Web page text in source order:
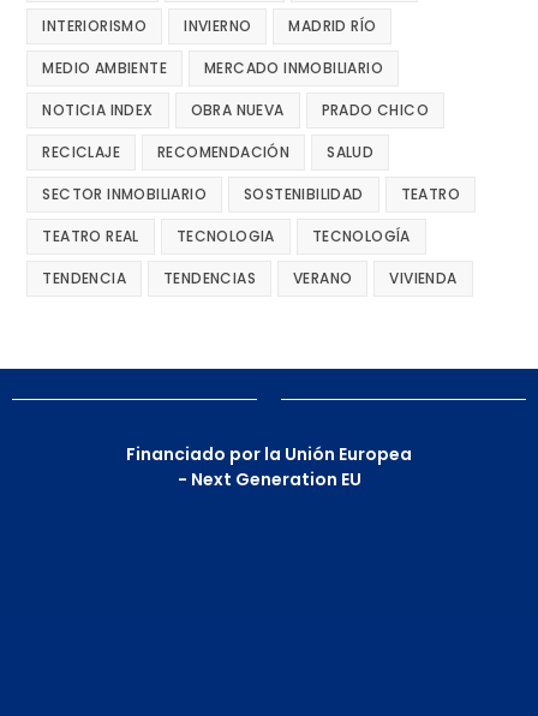
INTERIORISMO INVIERNO MADRID RÍO
MEDIO AMBIENTE MERCADO INMOBILIARIO
NOTICIA INDEX OBRA NUEVA PRADO CHICO
RECICLAJE RECOMENDACIÓN SALUD
SECTOR INMOBILIARIO SOSTENIBILIDAD TEATRO
TEATRO REAL TECNOLOGIA TECNOLOGÍA
TENDENCIA TENDENCIAS VERANO VIVIENDA
Financiado por la Unión Europea
- Next Generation EU